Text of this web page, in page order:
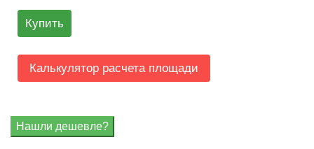
Купить
Калькулятор расчета площади